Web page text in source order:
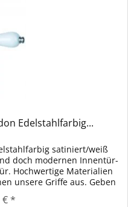
Edelstahlfarbig...
satiniert/weiß
doch modernen Innentür-
Hochwertige Materialien
unsere Griffe aus. Geben
€ *